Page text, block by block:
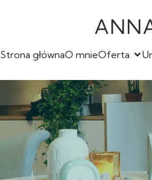
Strona głównaO mnieOferta